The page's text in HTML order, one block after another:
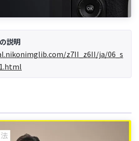
説明
z7II_z6II/ja/06_s